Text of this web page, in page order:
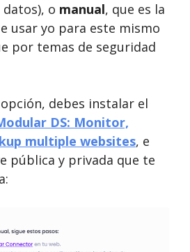
o manual, que es la
usar yo para este mismo
por temas de seguridad
debes instalar el
DS: Monitor,
multiple websites, e
pública y privada que te